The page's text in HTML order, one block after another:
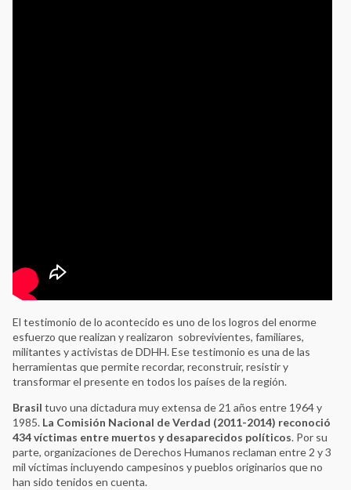
El testimonio de lo acontecido es uno de los logros del enorme
esfuerzo que realizan y realizaron sobrevivientes, familiares,
militantes y activistas de DDHH. Ese testimonio es una de las
herramientas que permite recordar, reconstruir, resistir y
transformar el presente en todos los países de la región.
Brasil tuvo una dictadura muy extensa de 21 años entre 1964 y
1985. La Comisión Nacional de Verdad (2011-2014) reconoció
434 víctimas entre muertos y desaparecidos políticos. Por su
parte, organizaciones de Derechos Humanos reclaman entre 2 y 3
mil víctimas incluyendo campesinos y pueblos originarios que no
han sido tenidos en cuenta.